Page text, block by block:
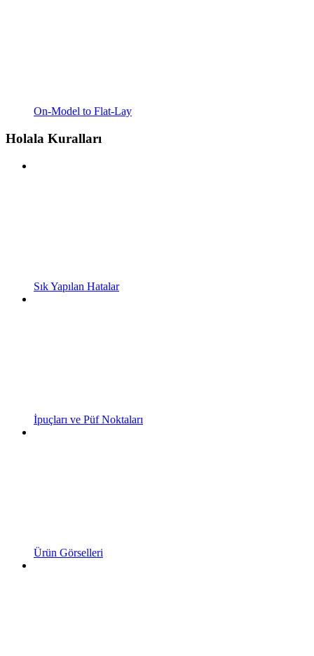
On-Model to Flat-Lay
Holala Kuralları
Sık Yapılan Hatalar
İpuçları ve Püf Noktaları
Ürün Görselleri